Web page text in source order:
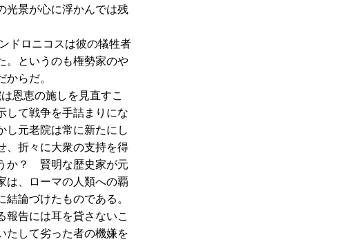
光景が心に浮かんでは残
ドロニコスは彼の犠牲者
。というのも権勢家のや
らだ。
恩恵の施しを見直すこ
して戦争を手詰まりにな
し元老院は常に新たにし
、折々に大衆の支持を得
か？ 賢明な歴史家が元
、ローマの人類への覇
論づけたものである。
告には耳を貸さないこ
たして劣った者の機嫌を